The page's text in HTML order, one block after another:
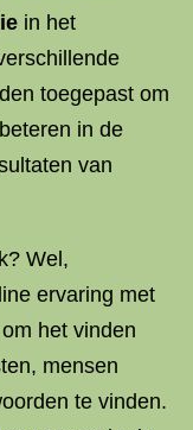
in het
toegepast om
in de
van
Wel,
ervaring met
het vinden
mensen
te vinden.